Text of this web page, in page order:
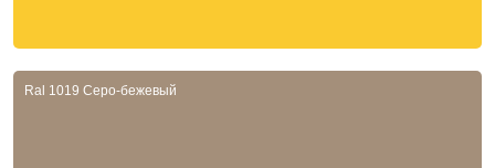
Ral 1019 Серо-бежевый